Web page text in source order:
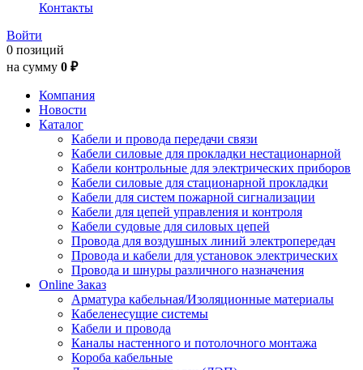
Контакты
Войти
0 позиций
на сумму 0 ₽
Компания
Новости
Каталог
Кабели и провода передачи связи
Кабели силовые для прокладки нестационарной
Кабели контрольные для электрических приборов
Кабели силовые для стационарной прокладки
Кабели для систем пожарной сигнализации
Кабели для цепей управления и контроля
Кабели судовые для силовых цепей
Провода для воздушных линий электропередач
Провода и кабели для установок электрических
Провода и шнуры различного назначения
Online Заказ
Арматура кабельная/Изоляционные материалы
Кабеленесущие системы
Кабели и провода
Каналы настенного и потолочного монтажа
Короба кабельные